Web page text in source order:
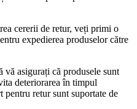
cererii de retur, veți primi o
expedierea produselor către
asigurați că produsele sunt
deteriorarea în timpul
retur sunt suportate de